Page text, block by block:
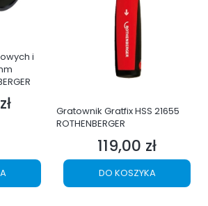
i
Gratownik Gratfix HSS 21655
ROTHENBERGER
Cena
119,00 zł
DO KOSZYKA